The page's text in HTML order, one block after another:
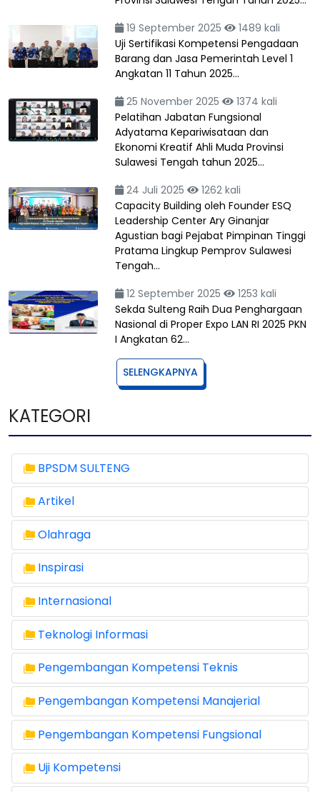
19 September 2025
1489 kali
Uji Sertifikasi Kompetensi Pengadaan
Barang dan Jasa Pemerintah Level 1
Angkatan 11 Tahun 2025…
25 November 2025
1374 kali
Pelatihan Jabatan Fungsional
Adyatama Kepariwisataan dan
Ekonomi Kreatif Ahli Muda Provinsi
Sulawesi Tengah tahun 2025…
24 Juli 2025
1262 kali
Capacity Building oleh Founder ESQ
Leadership Center Ary Ginanjar
Agustian bagi Pejabat Pimpinan Tinggi
Pratama Lingkup Pemprov Sulawesi
Tengah…
12 September 2025
1253 kali
Sekda Sulteng Raih Dua Penghargaan
Nasional di Proper Expo LAN RI 2025 PKN
I Angkatan 62…
SELENGKAPNYA
KATEGORI
BPSDM SULTENG
Artikel
Olahraga
Inspirasi
Internasional
Teknologi Informasi
Pengembangan Kompetensi Teknis
Pengembangan Kompetensi Manajerial
Pengembangan Kompetensi Fungsional
Uji Kompetensi